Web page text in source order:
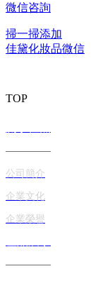
微信咨詢
掃一掃添加
佳黛化妝品微信
TOP
————
公司簡介
企業文化
企業榮譽
————